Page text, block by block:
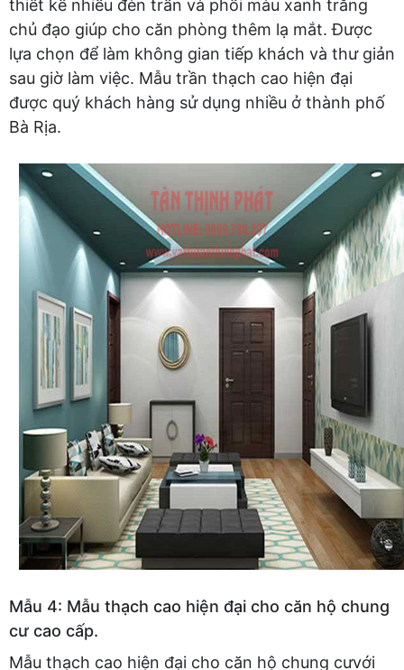
thiết kế nhiều đèn trần và phối màu xanh trắng
chủ đạo giúp cho căn phòng thêm lạ mắt. Được
lựa chọn để làm không gian tiếp khách và thư giản
sau giờ làm việc. Mẫu trần thạch cao hiện đại
được quý khách hàng sử dụng nhiều ở thành phố
Bà Rịa.
Mẫu 4: Mẫu thạch cao hiện đại cho căn hộ chung
cư cao cấp.
Mẫu thạch cao hiện đại cho căn hộ chung cưvới